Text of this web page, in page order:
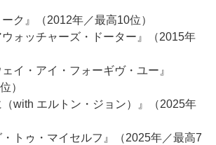
ク』（2012年／最高10位）
ウォッチャーズ・ドーター』（2015年
イ・アイ・フォーギヴ・ユー』
）
（with エルトン・ジョン）』（2025年
・トゥ・マイセルフ』（2025年／最高7